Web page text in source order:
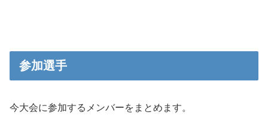
参加選手
今大会に参加するメンバーをまとめます。